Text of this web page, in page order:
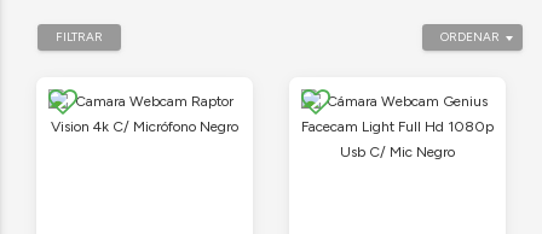
ORDENAR
FILTRAR